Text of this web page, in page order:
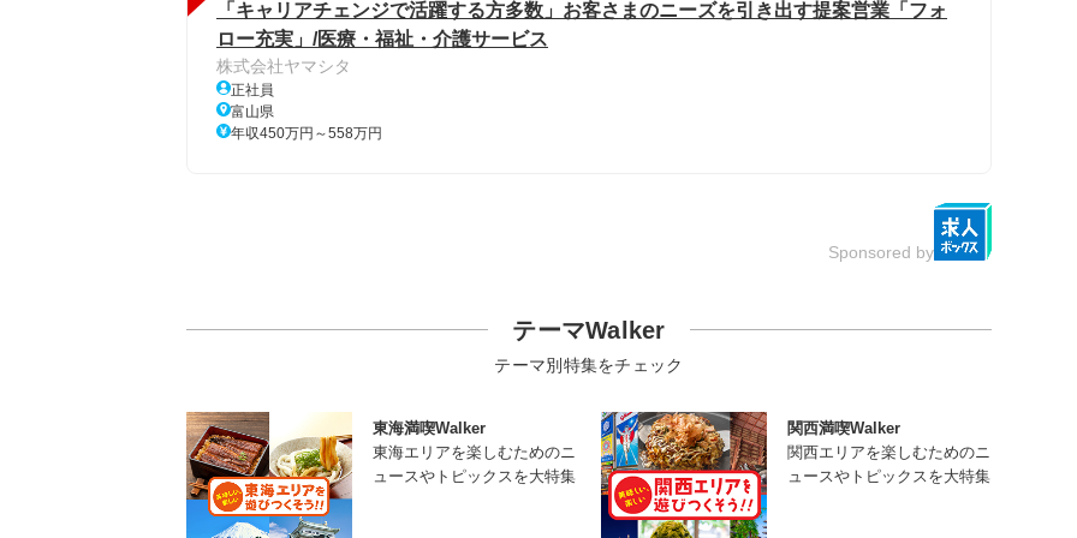
「キャリアチェンジで活躍する方多数」お客さまのニーズを引き出す提案営業「フォ
ロー充実」/医療・福祉・介護サービス
株式会社ヤマシタ
正社員
富山県
年収450万円～558万円
Sponsored by
テーマWalker
テーマ別特集をチェック
東海満喫Walker
東海エリアを楽しむためのニ
ュースやトピックスを大特集
関西満喫Walker
関西エリアを楽しむためのニ
ュースやトピックスを大特集